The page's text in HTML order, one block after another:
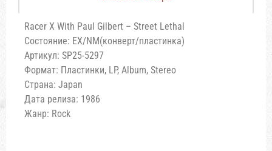
Racer X With Paul Gilbert – Street Lethal
Состояние: EX/NM(конверт/пластинка)
Артикул: SP25-5297
Формат: Пластинки, LP, Album, Stereo
Страна: Japan
Дата релиза: 1986
Жанр: Rock